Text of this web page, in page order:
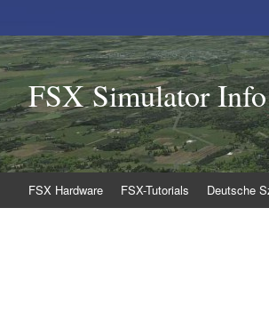
FSX Simulator Info
Inhalt
FSX Hardware FSX-Tutorials Deutsche